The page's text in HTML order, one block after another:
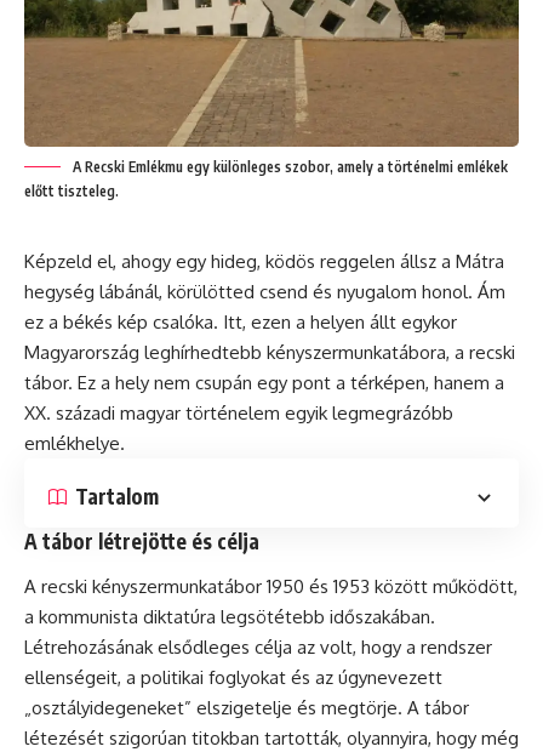
A Recski Emlékmu egy különleges szobor, amely a történelmi emlékek
előtt tiszteleg.
Képzeld el, ahogy egy hideg, ködös reggelen állsz a Mátra
hegység lábánál, körülötted csend és nyugalom honol. Ám
ez a békés kép csalóka. Itt, ezen a helyen állt egykor
Magyarország leghírhedtebb kényszermunkatábora, a recski
tábor. Ez a hely nem csupán egy pont a térképen, hanem a
XX. századi magyar történelem egyik legmegrázóbb
emlékhelye.
Tartalom
A tábor létrejötte és célja
A recski kényszermunkatábor 1950 és 1953 között működött,
a kommunista diktatúra legsötétebb időszakában.
Létrehozásának elsődleges célja az volt, hogy a rendszer
ellenségeit, a politikai foglyokat és az úgynevezett
„osztályidegeneket” elszigetelje és megtörje. A tábor
létezését szigorúan titokban tartották, olyannyira, hogy még